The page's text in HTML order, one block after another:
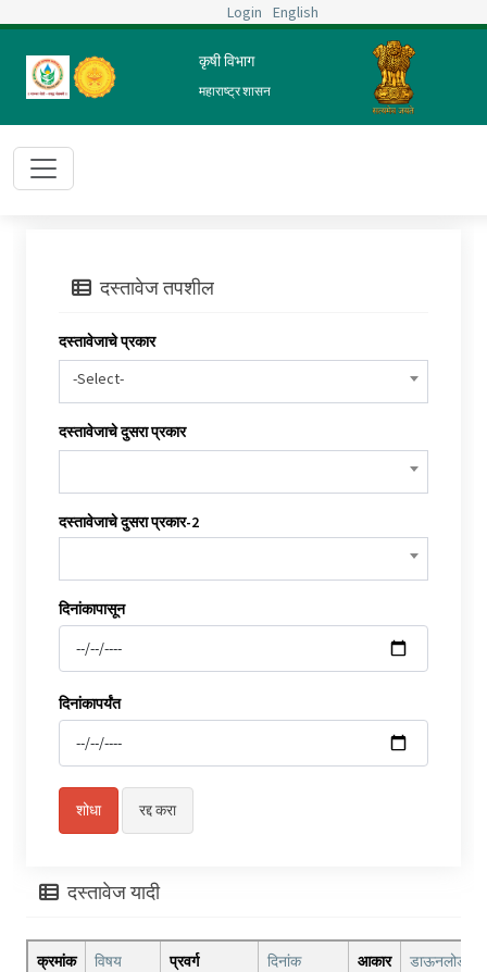
Login English
कृषी विभाग
महाराष्ट्र शासन
दस्तावेज तपशील
दस्तावेजाचे प्रकार
-Select-
दस्तावेजाचे दुसरा प्रकार
दस्तावेजाचे दुसरा प्रकार-2
दिनांकापासून
दिनांकापर्यंत
दस्तावेज यादी
क्रमांक विषय प्रवर्ग दिनांक
आकार
डाऊनलोड